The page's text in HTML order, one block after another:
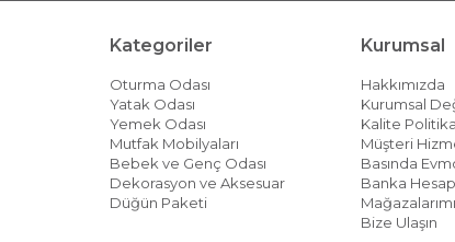
Kategoriler
Oturma Odası
Yatak Odası
Yemek Odası
Mutfak Mobilyaları
Bebek ve Genç Odası
Dekorasyon ve Aksesuar
Düğün Paketi
Kurumsal
Hakkımızda
Kurumsal
Kalite
Müşteri
Basında
Banka
Bize Ulaşın